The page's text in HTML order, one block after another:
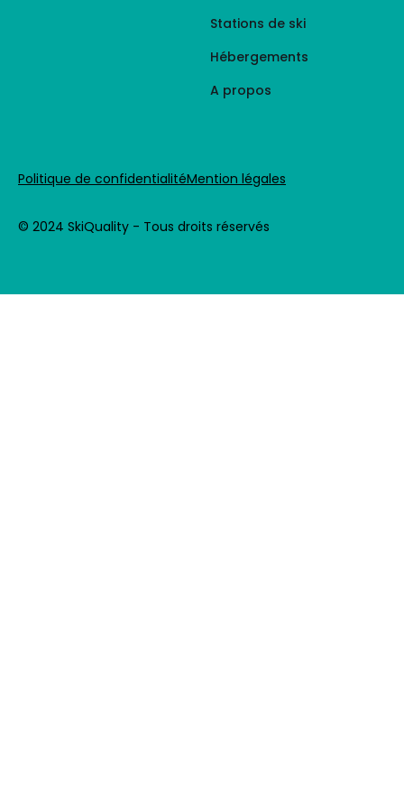
Stations de ski
Hébergements
A propos
© 2024 SkiQuality - Tous droits réservés
Politique de confidentialitéMention légales